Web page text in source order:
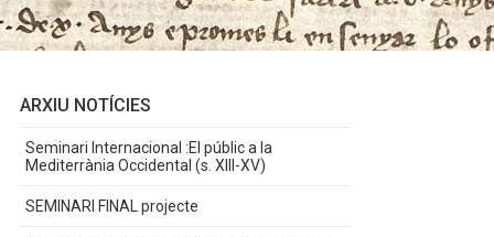
ARXIU NOTÍCIES
Seminari Internacional :El públic a la
Mediterrània Occidental (s. XIII-XV)
SEMINARI FINAL projecte